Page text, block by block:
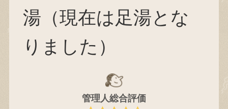
湯（現在は足湯とな
りました）
管理人総合評価